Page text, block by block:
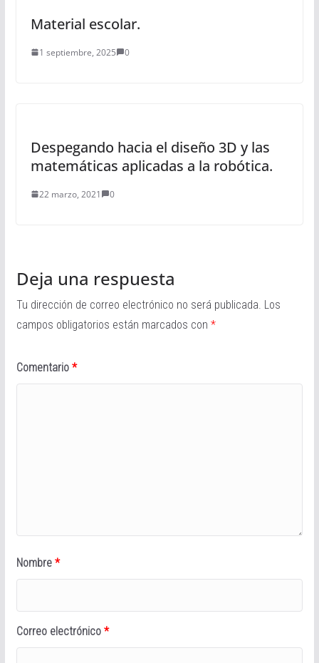
Material escolar.
1 septiembre, 2025 0
Despegando hacia el diseño 3D y las
matemáticas aplicadas a la robótica.
22 marzo, 2021 0
Deja una respuesta
Tu dirección de correo electrónico no será publicada. Los
campos obligatorios están marcados con *
Comentario *
Nombre *
Correo electrónico *